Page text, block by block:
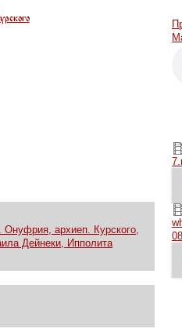
архиеп. Курского,
Дейнеки, Ипполита